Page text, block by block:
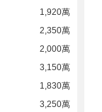
1,920萬
2,350萬
2,000萬
3,150萬
1,830萬
3,250萬